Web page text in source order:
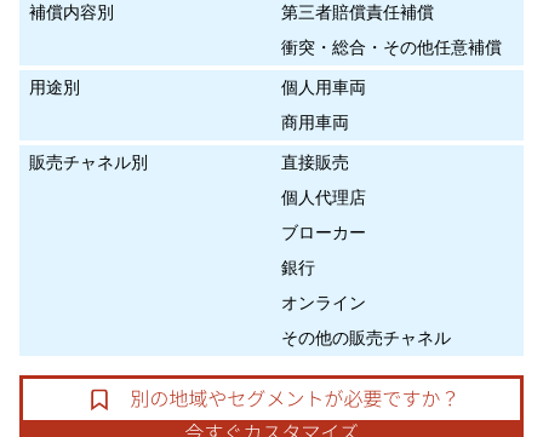
補償内容別
第三者賠償責任補償
衝突・総合・その他任意補償
用途別
個人用車両
商用車両
販売チャネル別
直接販売
個人代理店
ブローカー
銀行
オンライン
その他の販売チャネル